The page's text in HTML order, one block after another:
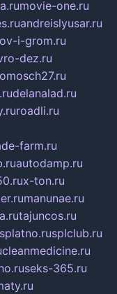
movie-one.ru
andreislyusar.ru
i-grom.ru
dez.ru
delanalad.ru
roadli.ru
farm.ru
autodamp.ru
x-ton.ru
manunae.ru
tajuncos.ru
splclub.ru
cleanmedicine.ru
seks-365.ru